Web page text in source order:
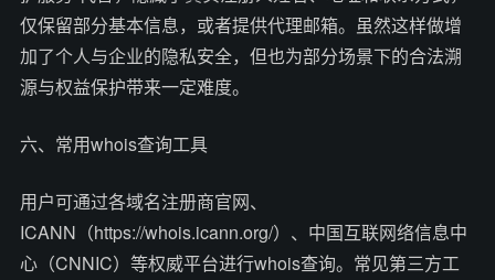
仅保留部分基本信息，或者提供代理邮箱。虽然这样做增
加了个人与企业的隐私安全，但也为部分场景下的合法溯
源与权益保护带来一定难度。
六、常用whois查询工具
用户可通过各域名注册商官网、
ICANN（https://whois.icann.org/）、中国互联网络信息中
心（CNNIC）等权威平台进行whois查询。常见第三方工